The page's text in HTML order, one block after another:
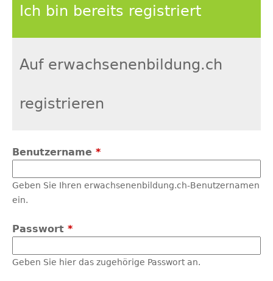
Ich bin bereits registriert
Auf erwachsenenbildung.ch
registrieren
Benutzername *
Geben Sie Ihren erwachsenenbildung.ch-Benutzernamen
ein.
Passwort *
Geben Sie hier das zugehörige Passwort an.